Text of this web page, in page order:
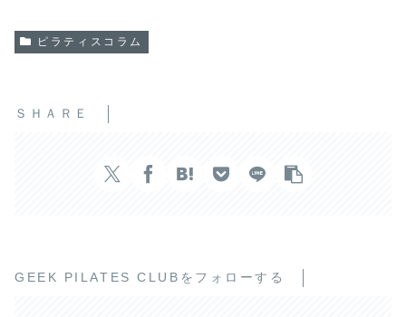
ピラティスコラム
ＳＨＡＲＥ
GEEK PILATES CLUBをフォローする